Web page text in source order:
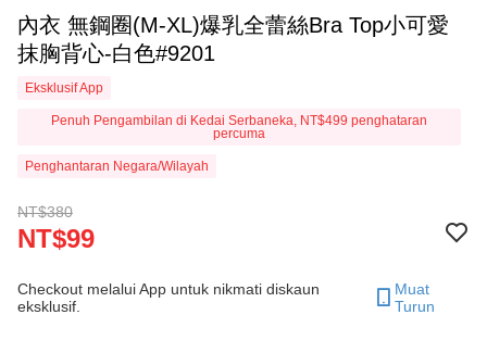
內衣 無鋼圈(M-XL)爆乳全蕾絲Bra Top小可愛
抹胸背心-白色#9201
Eksklusif App
Penuh Pengambilan di Kedai Serbaneka, NT$499 penghataran
percuma
Penghantaran Negara/Wilayah
NT$380
NT$99
Checkout melalui App untuk nikmati diskaun
eksklusif.
Muat
Turun